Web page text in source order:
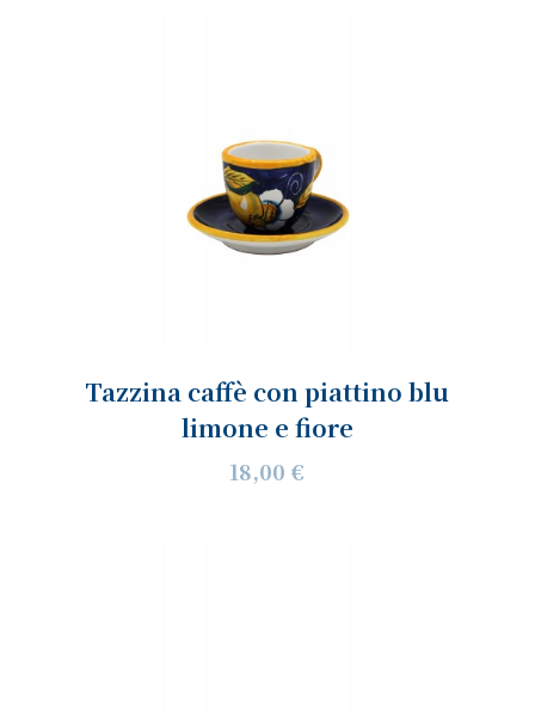
Tazzina caffè con piattino blu
limone e fiore
18,00 €